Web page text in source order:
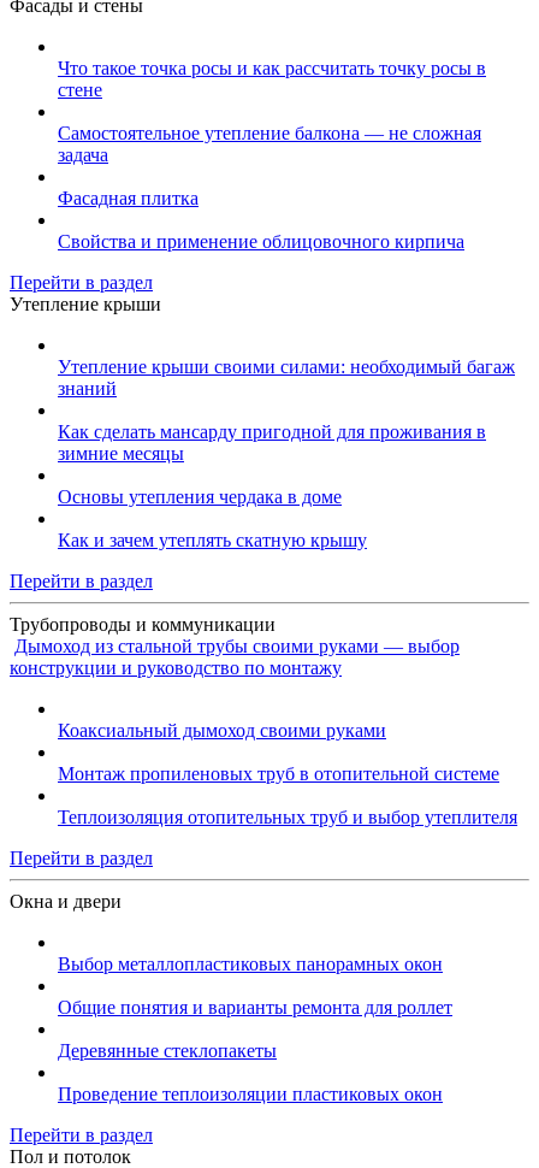
Фасады и стены
Что такое точка росы и как рассчитать точку росы в
стене
Самостоятельное утепление балкона — не сложная
задача
Фасадная плитка
Свойства и применение облицовочного кирпича
Перейти в раздел
Утепление крыши
Утепление крыши своими силами: необходимый багаж
знаний
Как сделать мансарду пригодной для проживания в
зимние месяцы
Основы утепления чердака в доме
Как и зачем утеплять скатную крышу
Перейти в раздел
Трубопроводы и коммуникации
Дымоход из стальной трубы своими руками — выбор
конструкции и руководство по монтажу
Коаксиальный дымоход своими руками
Монтаж пропиленовых труб в отопительной системе
Теплоизоляция отопительных труб и выбор утеплителя
Перейти в раздел
Окна и двери
Выбор металлопластиковых панорамных окон
Общие понятия и варианты ремонта для роллет
Деревянные стеклопакеты
Проведение теплоизоляции пластиковых окон
Перейти в раздел
Пол и потолок